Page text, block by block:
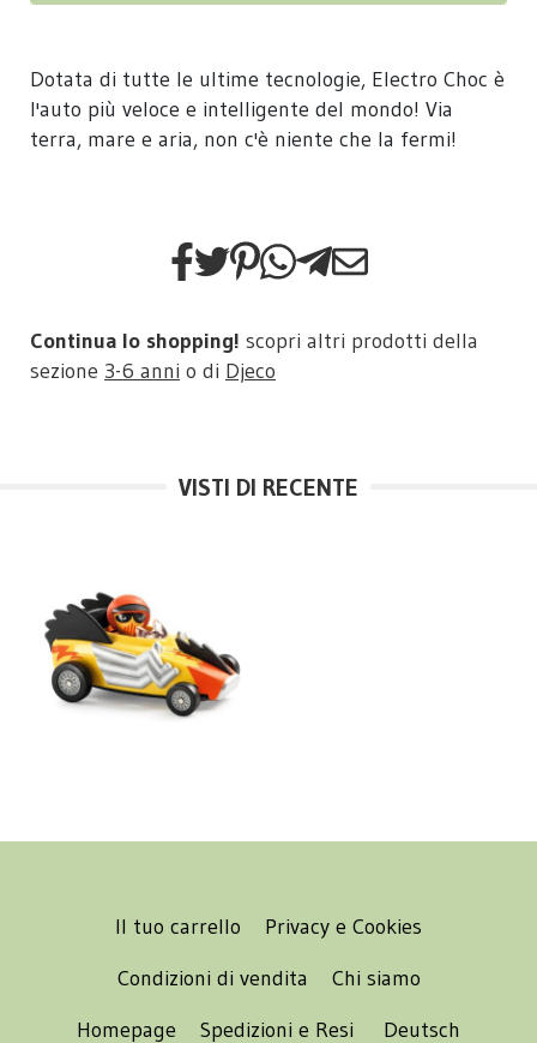
Dotata di tutte le ultime tecnologie, Electro Choc è
l'auto più veloce e intelligente del mondo! Via
terra, mare e aria, non c'è niente che la fermi!
Continua lo shopping! scopri altri prodotti della
sezione 3-6 anni o di Djeco
VISTI DI RECENTE
Il tuo carrello
Privacy e Cookies
Condizioni di vendita
Chi siamo
Homepage
Spedizioni e Resi Deutsch